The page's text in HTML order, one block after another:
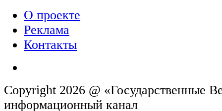
О проекте
Реклама
Контакты
Copyright 2026 @ «Государственные